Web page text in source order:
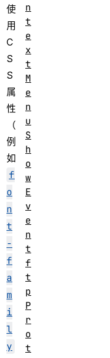
使
用
C
S
S
属
性
（
例
如
f
o
n
t
-
f
a
m
i
l
y
n
t
e
x
t
M
e
n
u
S
h
o
w
E
v
e
n
t
f
t
p
P
r
o
t